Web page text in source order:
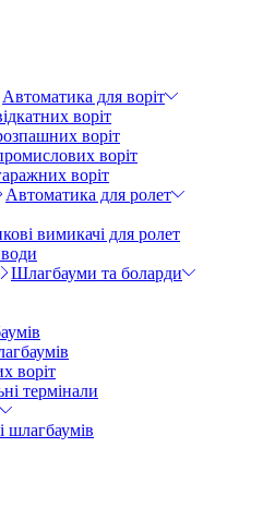
Автоматика для воріт
воріт
воріт
воріт
воріт
Автоматика для ролет
вимикачі для ролет
Шлагбауми та боларди
воріт
термінали
шлагбаумів